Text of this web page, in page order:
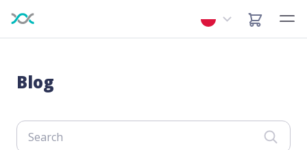
Blog